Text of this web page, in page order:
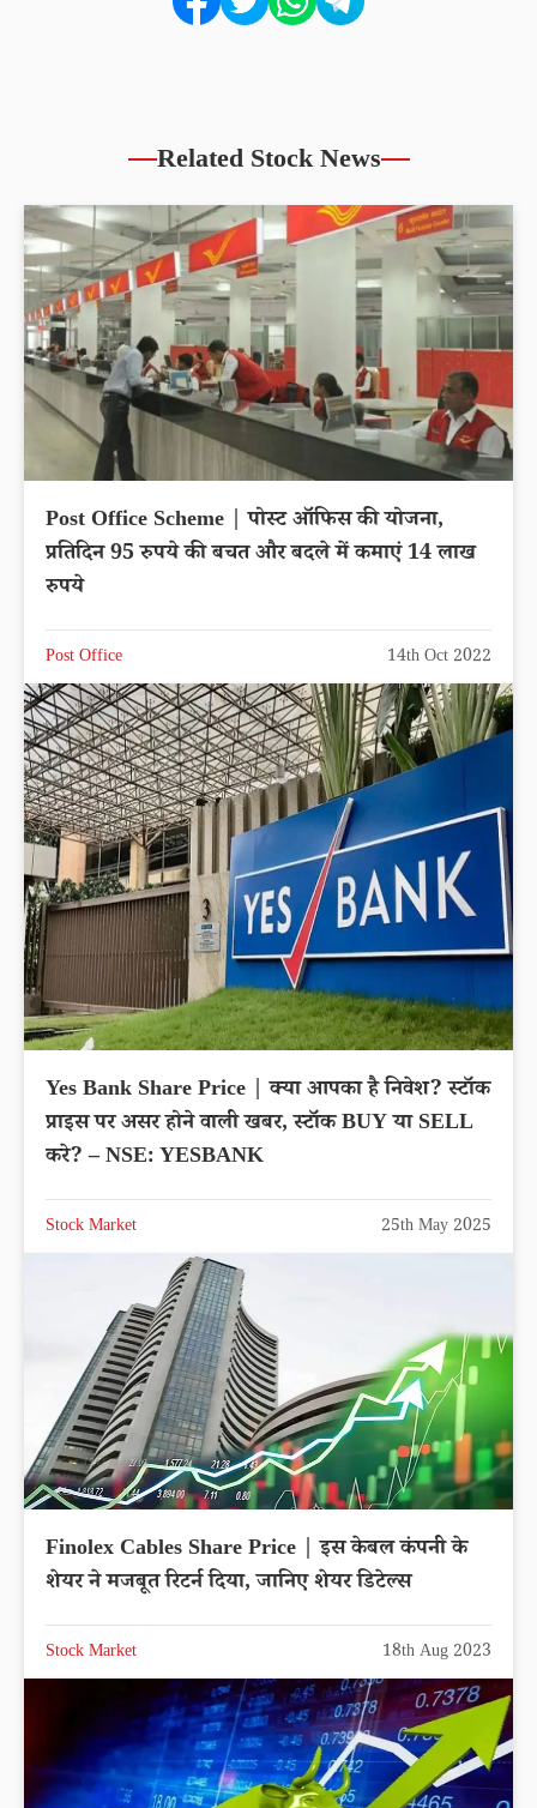
Related Stock News
Post Office Scheme | पोस्ट ऑफिस की योजना,
प्रतिदिन 95 रुपये की बचत और बदले में कमाएं 14 लाख
रुपये
Post Office 14th Oct 2022
Yes Bank Share Price | क्या आपका है निवेश? स्टॉक
प्राइस पर असर होने वाली खबर, स्टॉक BUY या SELL
करे? – NSE: YESBANK
Stock Market 25th May 2025
Finolex Cables Share Price | इस केबल कंपनी के
शेयर ने मजबूत रिटर्न दिया, जानिए शेयर डिटेल्स
Stock Market 18th Aug 2023